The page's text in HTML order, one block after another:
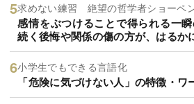
求めない練習 絶望の哲学者ショーペ
感情をぶつけることで得られる一
続く後悔や関係の傷の方が、はるか
小学生でもできる言語化
「危険に気づけない人」の特徴・ワ